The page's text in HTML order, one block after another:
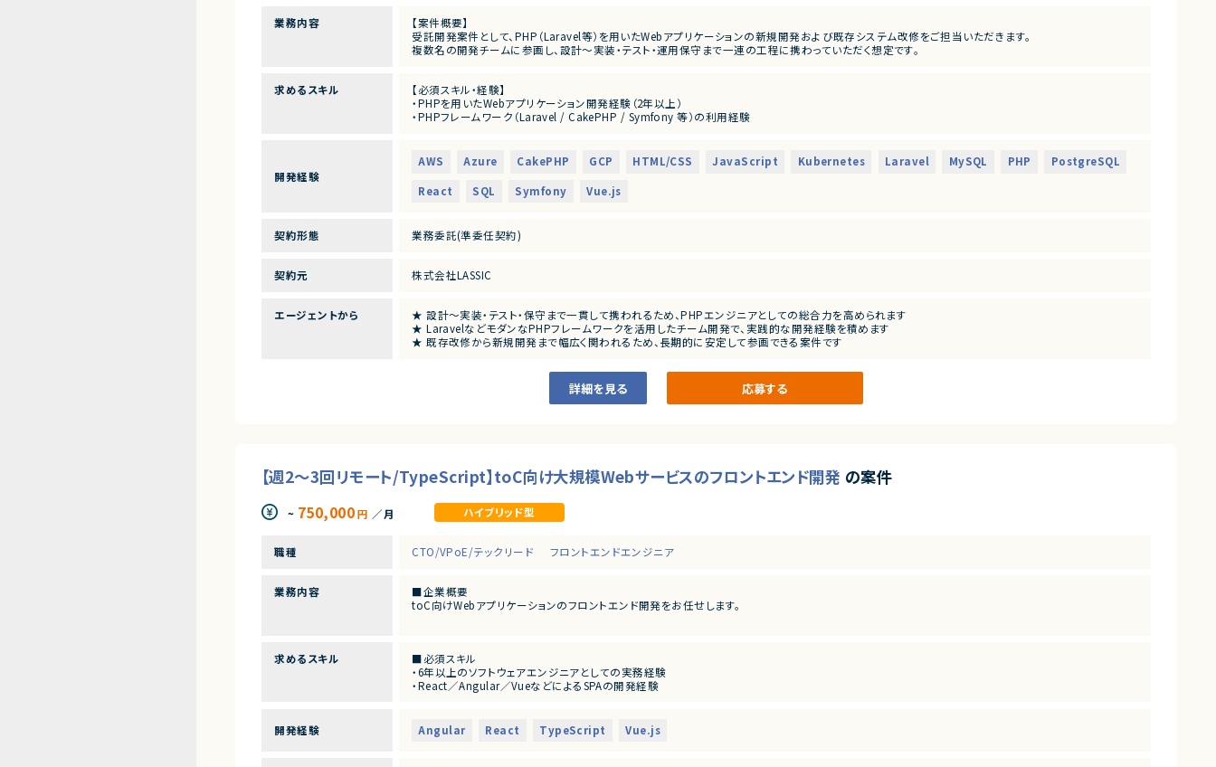
業務内容
【案件概要】
受託開発案件として、PHP（Laravel等）を用いたWebアプリケーションの新規開発および既存システム改修をご担当いただきます。
複数名の開発チームに参画し、設計～実装・テスト・運用保守まで一連の工程に携わっていただく想定です。
・要件定義書、基本設計書をもとにした詳細設計・実装
・Laravel等のPHPフレームワークを用いたWebアプリケーション開発
・MySQL / PostgreSQLを用いたデータベース設計・実装
・Gitを用いたチーム開発（レビュー・品質担保含む）
※ご経験に応じて、メンバーの技術フォローやタスク管理をお任せする可能性があります。
求めるスキル
【必須スキル・経験】
・PHPを用いたWebアプリケーション開発経験（2年以上）
・PHPフレームワーク（Laravel / CakePHP / Symfony 等）の利用経験
・Gitを利用したチーム開発経験
・REST API連携の実装経験
・障害調査・不具合改修の実務経験
【尚可スキル・経験】
・Docker / Kubernetes の利用経験
・セキュリティ対策（認証認可、脆弱性対応）の知識
・大規模アクセス環境での性能改善経験
・アジャイル開発（Scrum / SAFe 等）の経験
開発経験
AWS Azure CakePHP GCP HTML/CSS JavaScript Kubernetes Laravel MySQL PHP PostgreSQL
React SQL Symfony Vue.js
契約形態 業務委託(準委任契約)
契約元 株式会社LASSIC
エージェントから
★ 設計〜実装・テスト・保守まで一貫して携われるため、PHPエンジニアとしての総合力を高められます
★ LaravelなどモダンなPHPフレームワークを活用したチーム開発で、実践的な開発経験を積めます
★ 既存改修から新規開発まで幅広く関われるため、長期的に安定して参画できる案件です
詳細を見る 応募する
【週2～3回リモート/TypeScript】toC向け大規模Webサービスのフロントエンド開発 の案件
~ 750,000円 ／月 ハイブリッド型
職種 CTO/VPoE/テックリード フロントエンドエンジニア
業務内容
■企業概要
toC向けWebアプリケーションのフロントエンド開発をお任せします。
・既存プロダクトのアーキテクチャ刷新
・プロダクトのグロースに関わる改善業務
・フロントエンド中心だが、志向に応じてバックエンド開発への関与も可能
・プロダクト成長および技術刷新に伴う体制強化
求めるスキル
■必須スキル
・6年以上のソフトウェアエンジニアとしての実務経験
・React／Angular／VueなどによるSPAの開発経験
■尚可スキル
開発経験 Angular React TypeScript Vue.js